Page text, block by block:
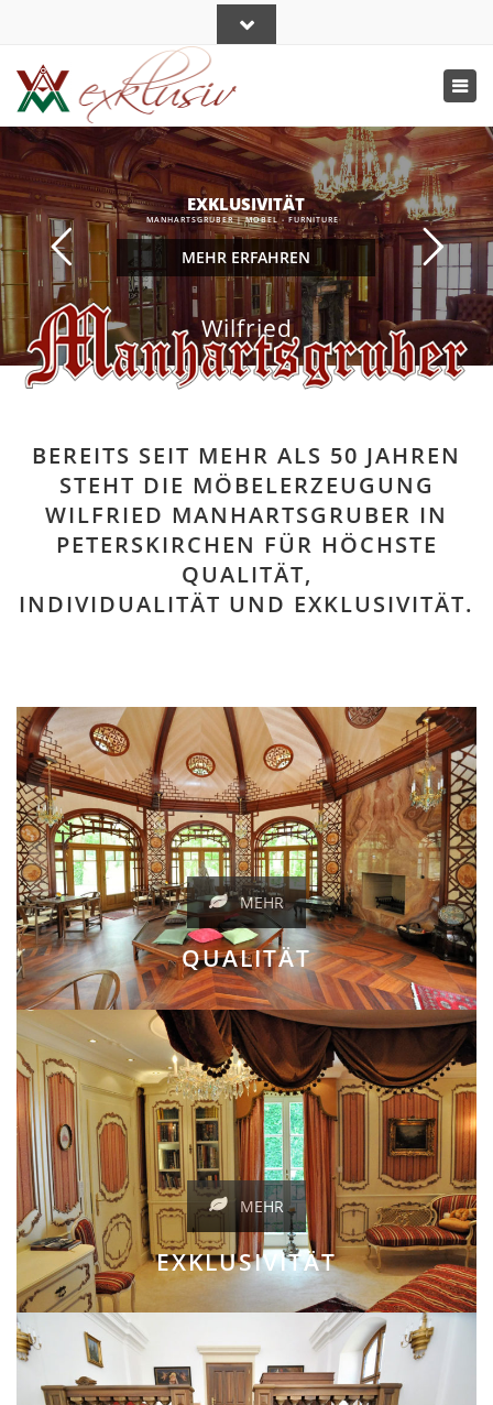
Close
EXKLUSIVITÄT
MANHARTSGRUBER | MÖBEL - FURNITURE
MEHR ERFAHREN
Wilfried
BEREITS SEIT MEHR ALS 50 JAHREN
STEHT DIE MÖBELERZEUGUNG
WILFRIED MANHARTSGRUBER IN
PETERSKIRCHEN FÜR HÖCHSTE
QUALITÄT,
INDIVIDUALITÄT UND EXKLUSIVITÄT.
QUALITÄT
MEHR
EXKLUSIVITÄT
MEHR